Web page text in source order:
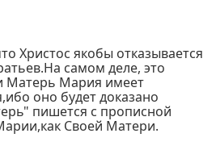
Христос якобы отказывается
самом деле, это
Матерь Мария имеет
оно будет доказано
пишется с прописной
Своей Матери.